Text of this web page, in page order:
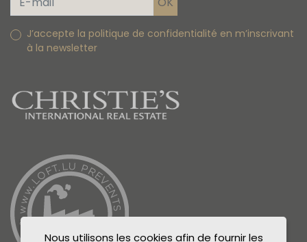
J’accepte la politique de confidentialité en m’inscrivant
à la newsletter
Nous utilisons les cookies afin de fournir les